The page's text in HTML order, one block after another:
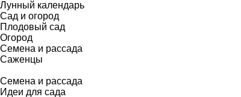
Лунный календарь
Сад и огород
Плодовый сад
Огород
Семена и рассада
Саженцы
Семена и рассада
Идеи для сада